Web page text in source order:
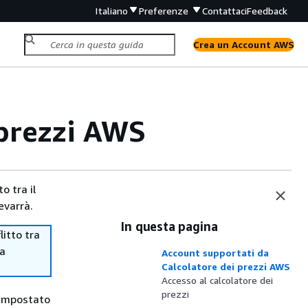
Italiano Preferenze ContattaciFeedback
Crea un Account AWS
AWS
tra il
tra
In questa pagina
Account supportati da
Calcolatore dei prezzi AWS
Accesso al calcolatore dei
prezzi